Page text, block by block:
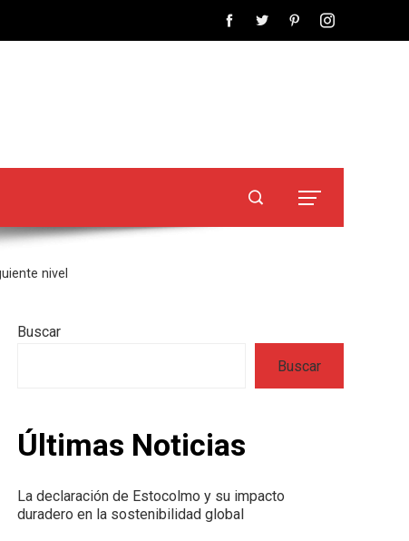
nivel
Buscar
Buscar
Últimas Noticias
La declaración de Estocolmo y su impacto
duradero en la sostenibilidad global